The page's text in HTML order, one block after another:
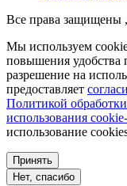
Все права защищены
Мы используем
повышения удобства
разрешение на
предоставляет
Политикой
использования
использование
Принять
Нет, спасибо